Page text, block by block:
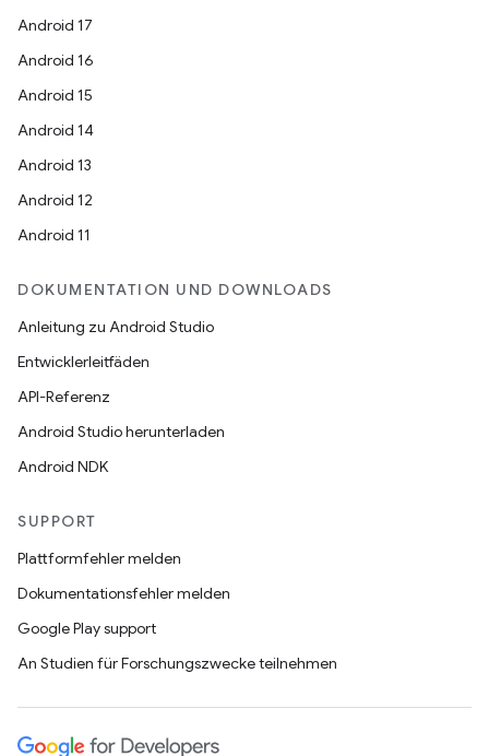
Android 17
Android 16
Android 15
Android 14
Android 13
Android 12
Android 11
DOKUMENTATION UND DOWNLOADS
Anleitung zu Android Studio
Entwicklerleitfäden
API-Referenz
Android Studio herunterladen
Android NDK
SUPPORT
Plattformfehler melden
Dokumentationsfehler melden
Google Play support
An Studien für Forschungszwecke teilnehmen